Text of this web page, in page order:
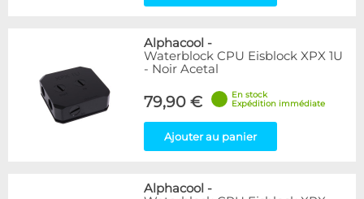
Alphacool -
Waterblock CPU Eisblock XPX 1U
- Noir Acetal
79,90 €
En stock
Expédition immédiate
Ajouter au panier
Alphacool -